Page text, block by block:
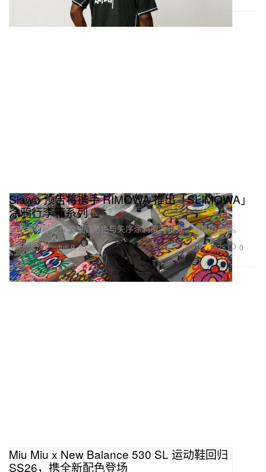
Fashion 时装
Slawn 预告将携手 RIMOWA 推出「SLIMOWA」
涂鸦行李箱系列
以艺术家标志性的皱眉角色与失序涂鸦覆满箱身，极具街头感。
Jun 9, 2026 2.2K 0
Miu Miu x New Balance 530 SL 运动鞋回归
SS26，携全新配色登场